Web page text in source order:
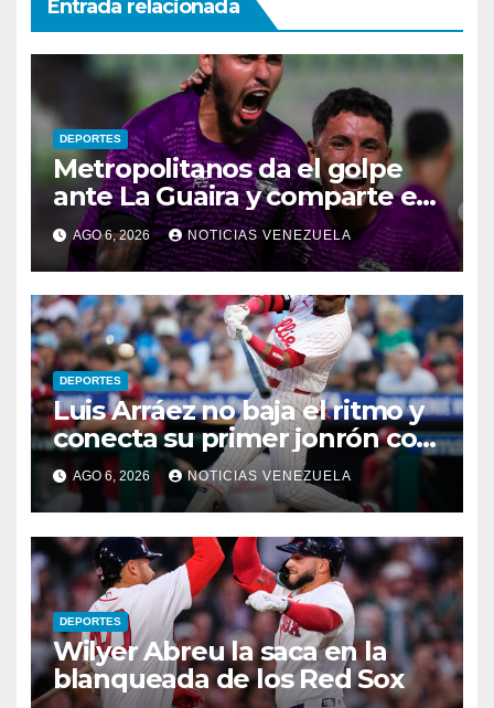
Entrada relacionada
DEPORTES
Metropolitanos da el golpe
ante La Guaira y comparte el
liderato
AGO 6, 2026 NOTICIAS VENEZUELA
DEPORTES
Luis Arráez no baja el ritmo y
conecta su primer jonrón con
los Filis
AGO 6, 2026 NOTICIAS VENEZUELA
DEPORTES
Wilyer Abreu la saca en la
blanqueada de los Red Sox